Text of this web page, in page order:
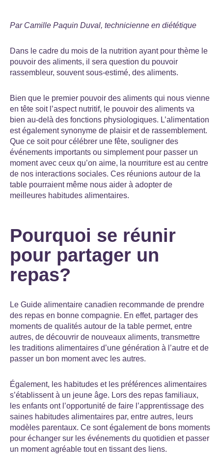
Par Camille Paquin Duval, technicienne en diététique
Dans le cadre du mois de la nutrition ayant pour thème le
pouvoir des aliments, il sera question du pouvoir
rassembleur, souvent sous-estimé, des aliments.
Bien que le premier pouvoir des aliments qui nous vienne
en tête soit l’aspect nutritif, le pouvoir des aliments va
bien au-delà des fonctions physiologiques. L’alimentation
est également synonyme de plaisir et de rassemblement.
Que ce soit pour célébrer une fête, souligner des
événements importants ou simplement pour passer un
moment avec ceux qu’on aime, la nourriture est au centre
de nos interactions sociales. Ces réunions autour de la
table pourraient même nous aider à adopter de
meilleures habitudes alimentaires.
Pourquoi se réunir
pour partager un
repas?
Le Guide alimentaire canadien recommande de prendre
des repas en bonne compagnie. En effet, partager des
moments de qualités autour de la table permet, entre
autres, de découvrir de nouveaux aliments, transmettre
les traditions alimentaires d’une génération à l’autre et de
passer un bon moment avec les autres.
Également, les habitudes et les préférences alimentaires
s’établissent à un jeune âge. Lors des repas familiaux,
les enfants ont l’opportunité de faire l’apprentissage des
saines habitudes alimentaires par, entre autres, leurs
modèles parentaux. Ce sont également de bons moments
pour échanger sur les événements du quotidien et passer
un moment agréable tout en tissant des liens.